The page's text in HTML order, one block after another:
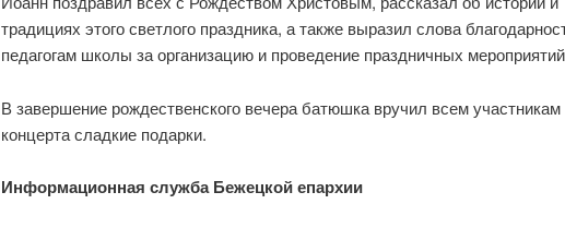
традициях этого светлого праздника, а также выразил слова
педагогам школы за организацию и проведение праздничных
В завершение рождественского вечера батюшка вручил всем участникам
концерта сладкие подарки.
Информационная служба Бежецкой епархии